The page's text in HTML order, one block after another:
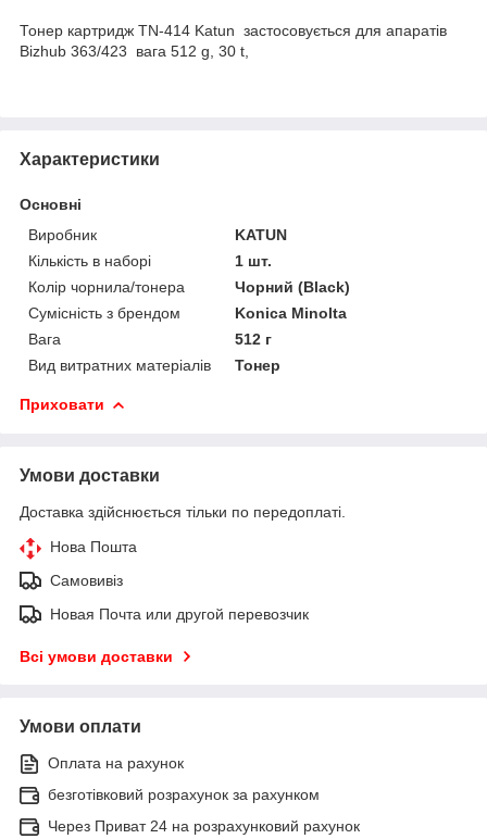
Тонер картридж TN-414 Katun застосовується для апаратів
Bizhub 363/423 вага 512 g, 30 t,
Характеристики
Основні
Виробник
KATUN
Кількість в наборі
1 шт.
Колір чорнила/тонера
Чорний (Black)
Сумісність з брендом
Konica Minolta
Вага
512 г
Вид витратних матеріалів
Тонер
Приховати
Умови доставки
Доставка здійснюється тільки по передоплаті.
Нова Пошта
Самовивіз
Новая Почта или другой перевозчик
Всі умови доставки
Умови оплати
Оплата на рахунок
безготівковий розрахунок за рахунком
Через Приват 24 на розрахунковий рахунок